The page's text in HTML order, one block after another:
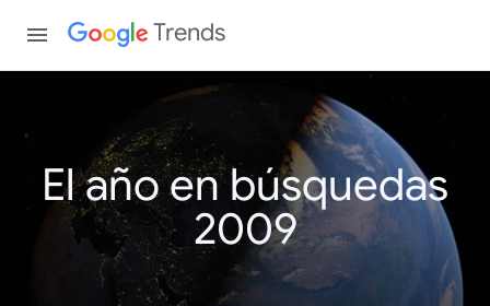
Trends
El año en búsquedas
2009